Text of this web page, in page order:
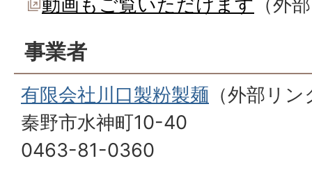
動画もご覧いただけます （外
事業者
有限会社川口製粉製麺 （外部リ
秦野市水神町10-40
0463-81-0360